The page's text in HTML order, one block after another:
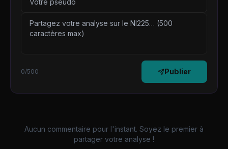
0/500 Publier
Aucun commentaire pour l'instant. Soyez le premier à
partager votre analyse !